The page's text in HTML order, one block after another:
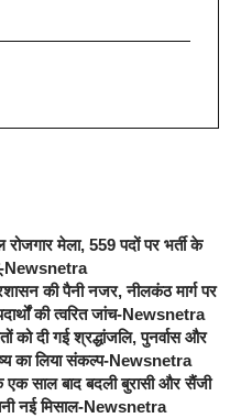
मेला, 559 पदों पर भर्ती के
Newsnetra
की पैनी नजर, नीलकंठ मार्ग पर
की त्वरित जांच-Newsnetra
को दी गई श्रद्धांजलि, पुनर्वास और
का लिया संकल्प-Newsnetra
साल बाद बदली बुरासी और सैंजी
बनी नई मिसाल-Newsnetra